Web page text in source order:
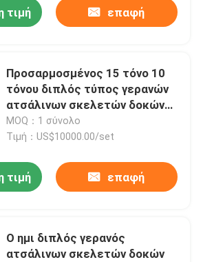
τιμή επαφή
Προσαρμοσμένος 15 τόνο 10
τόνου διπλός τύπος γερανών
ατσάλινων σκελετών δοκών
ημι BMG
MOQ：1 σύνολο
Τιμή：US$10000.00/set
τιμή επαφή
Ο ημι διπλός γερανός
ατσάλινων σκελετών δοκών